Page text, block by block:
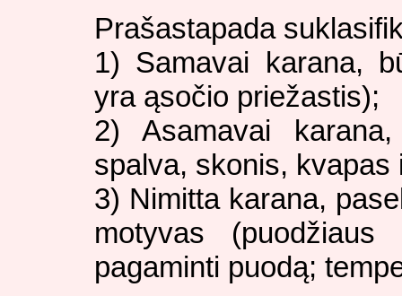
Prašastapada
1) Samavai karana,
yra ąsočio priežastis);
2) Asamavai
spalva, skonis, kvapas
3) Nimitta karana,
motyvas
pagaminti puodą;